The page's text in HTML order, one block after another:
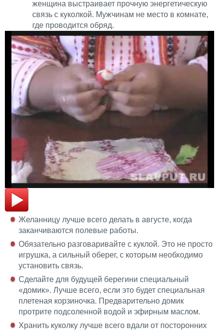
женщина выстраивает прочную энергетическую
связь с куколкой. Мужчинам не место в комнате,
где проводится обряд.
Желанницу лучше всего делать в августе, когда
заканчиваются полевые работы.
Обязательно разговаривайте с куклой. Это не просто
игрушка, а сильный оберег, с которым необходимо
установить связь.
Сделайте для будущей берегини специальный
«домик». Лучше всего, если это будет специальная
плетеная корзиночка. Предварительно домик
протрите подсоленной водой и эфирным маслом.
Хранить куколку лучше всего вдали от посторонних